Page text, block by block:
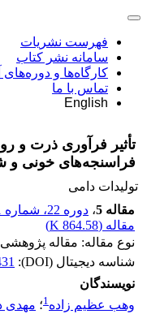
فهرست نشریات
سامانه نشر کتاب
کارگاه‌ها و
تماس با ما
English
تأثیر فرآوری ذرت و
فراسنجه‌های خونی و
تولیدات دامی
مقاله 5
، دوره 22، شماره 1
مقاله (864.58 K
)
نوع مقاله: مقاله پژوهشی
شناسه دیجیتال (DOI):
نویسندگان
وهب عظیم زاده1؛ مهدی